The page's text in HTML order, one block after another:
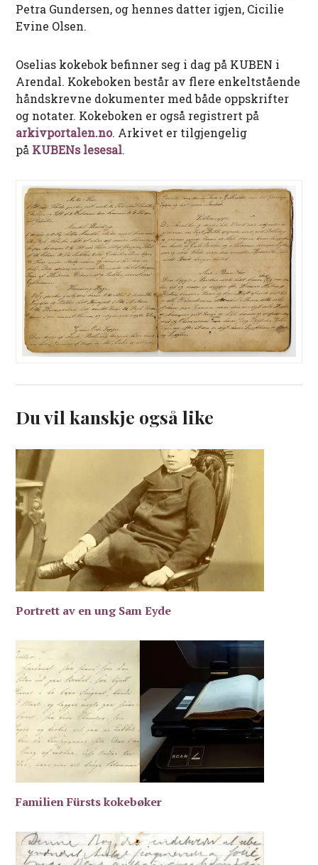
Petra Gundersen, og hennes datter igjen, Cicilie
Evine Olsen.
Oselias kokebok befinner seg i dag på KUBEN i
Arendal. Kokeboken består av flere enkeltstående
håndskrevne dokumenter med både oppskrifter
og notater. Kokeboken er også registrert på
arkivportalen.no. Arkivet er tilgjengelig
på KUBENs lesesal.
Du vil kanskje også like
Portrett av en ung Sam Eyde
Familien Fürsts kokebøker